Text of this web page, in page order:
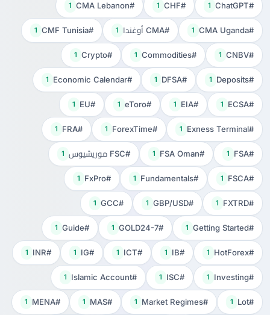
#ChatGPT
1
#CHF
1
#CMA Lebanon
1
#CMA Uganda
1 #CMA أوغندا 1
#CMF Tunisia
1
#CNBV
1
#Commodities
1
#Crypto
1
#Deposits
1
#DFSA
1
#Economic Calendar
1
#ECSA
1
#EIA
1
#eToro
1
#EU
1
#Exness Terminal
1
#ForexTime
1
#FRA
1
#FSA
1
#FSA Oman
1 #FSC موريشيوس 1
#FSCA
1
#Fundamentals
1
#FxPro
1
#FXTRD
1
#GBP/USD
1
#GCC
1
#Getting Started
1
#GOLD24-7
1
#Guide
1
#HotForex
1
#IB
1
#ICT
1
#IG
1
#INR
1
#Investing
1
#ISC
1
#Islamic Account
1
#Lot
1
#Market Regimes
1
#MAS
1
#MENA
1